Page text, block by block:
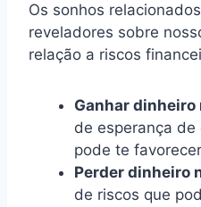
Os sonhos
reveladores sobre
relação a riscos
Ganhar dinheiro
de esperança
pode te
Perder dinheiro
de riscos que